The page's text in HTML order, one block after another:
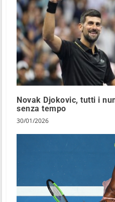
Novak Djokovic, tutti i
senza tempo
30/01/2026